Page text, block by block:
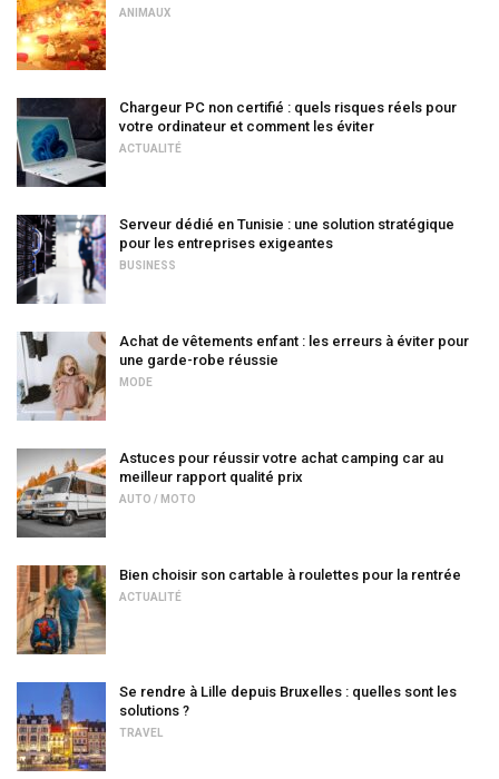
ANIMAUX
Chargeur PC non certifié : quels risques réels pour
votre ordinateur et comment les éviter
ACTUALITÉ
Serveur dédié en Tunisie : une solution stratégique
pour les entreprises exigeantes
BUSINESS
Achat de vêtements enfant : les erreurs à éviter pour
une garde-robe réussie
MODE
Astuces pour réussir votre achat camping car au
meilleur rapport qualité prix
AUTO / MOTO
Bien choisir son cartable à roulettes pour la rentrée
ACTUALITÉ
Se rendre à Lille depuis Bruxelles : quelles sont les
solutions ?
TRAVEL